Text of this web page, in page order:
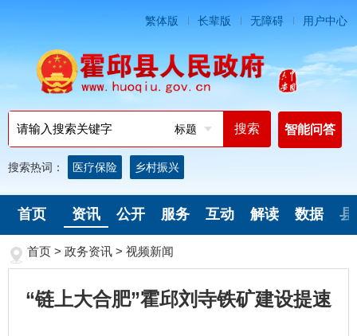
繁体版 长辈版 无障碍 用户中心
标题 智能问答
搜索热词： 医疗保险 乡村振兴
首页 资讯 公开 服务 互动 解读 数据 县
首页 > 政务资讯 > 视频新闻
“链上大合肥”霍邱刘寺铁矿建设提速